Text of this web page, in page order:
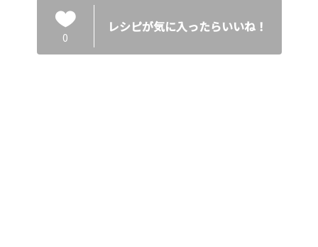
0
レシピが気に入ったらいいね！